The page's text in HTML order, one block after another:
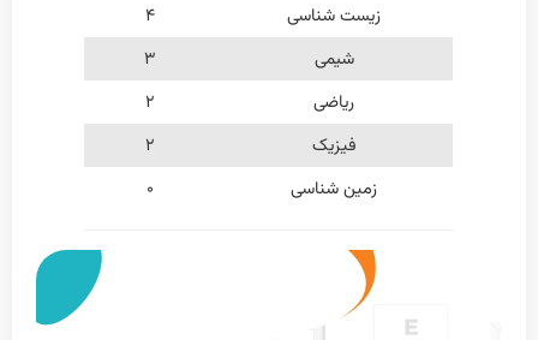
زیست شناسی
۴
شیمی
۳
ریاضی
۲
فیزیک
۲
زمین شناسی
۰